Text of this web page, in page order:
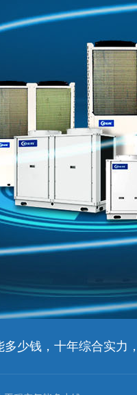
少钱，十年综合实力